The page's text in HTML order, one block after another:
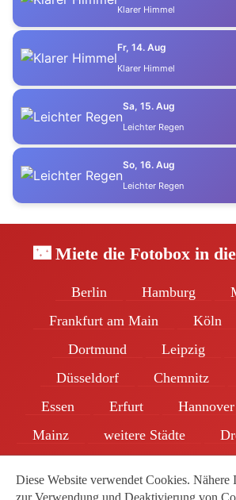
Klarer Himmel
Fr, 14. Aug
Klarer Himmel
Sa, 15. Aug
Leichter Regen
So, 16. Aug
Leichter Regen
🌃 Miete die Fotobox in
Berlin Hamburg
Frankfurt am Main
Köln
Dortmund
Leipzig
Düsseldorf
Chemnitz
Essen
Erfurt Hannover
Mainz
weitere Städte
Diese Website verwendet Cookies. Nähere
zur Verwendung und Deaktivierung von